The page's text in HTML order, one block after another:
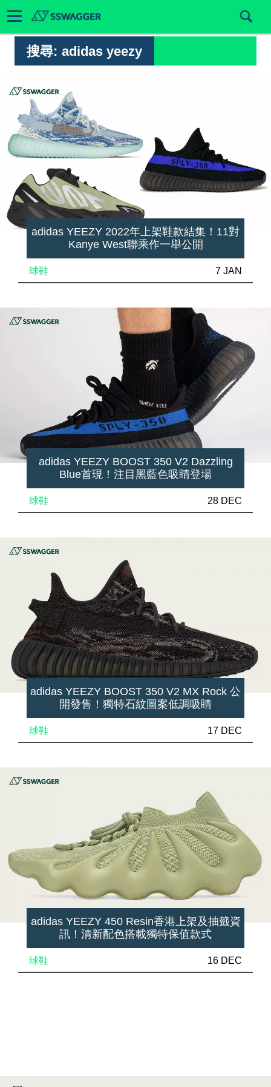
搜尋: adidas yeezy
adidas YEEZY 2022年上架鞋款結集！11對
Kanye West聯乘作一舉公開
球鞋 7 JAN
adidas YEEZY BOOST 350 V2 Dazzling
Blue首現！注目黑藍色吸睛登場
球鞋 28 DEC
adidas YEEZY BOOST 350 V2 MX Rock 公
開發售！獨特石紋圖案低調吸睛
球鞋 17 DEC
adidas YEEZY 450 Resin香港上架及抽籤資
訊！清新配色搭載獨特保值款式
球鞋 16 DEC